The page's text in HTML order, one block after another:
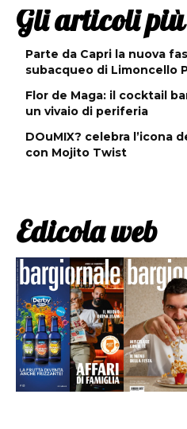
Gli articoli
Parte da Capri la nuova
subacqueo di Limoncello
Flor de Maga: il cocktail
un vivaio di periferia
DOuMIX? celebra l’icona
con Mojito Twist
Edicola web